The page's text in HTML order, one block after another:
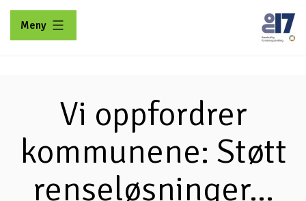
Gå
Meny
Vi oppfordrer
kommunene: Støtt
renseløsninger...